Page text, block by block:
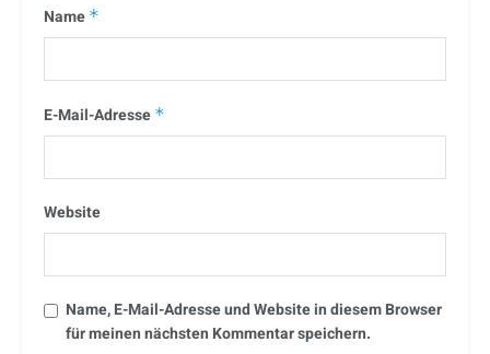
Name *
E-Mail-Adresse *
Website
Name, E-Mail-Adresse und Website in diesem Browser
für meinen nächsten Kommentar speichern.